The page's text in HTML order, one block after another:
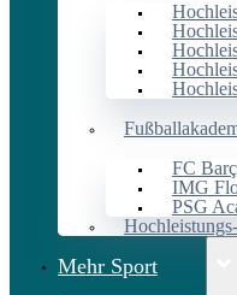
FC
IMG
PSG
Mehr Sport